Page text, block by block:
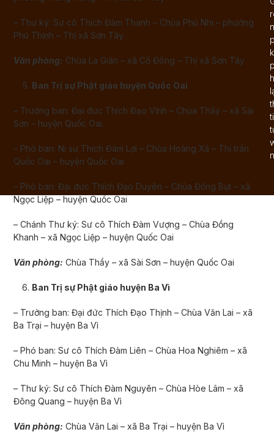
– Thư ký: Sư cô Thích Đàm Thanh – Chùa Phú Nhi – phường
Phú Thịnh – Thị xã Sơn Tây.
Văn phòng: Chùa La Gián – xã Cổ Đông – Thị xã Sơn Tây
Ban Trị sự Phật giáo huyện Quốc Oai
– Trưởng ban: Đại đức Thích Đạo Vĩnh – Chùa Thầy – xã Sài
Sơn – huyện Quốc Oai.
– Phó ban: Ni sư Thích Đàm Lợi – Chùa Hoàng Xá – Thị trấn
Quốc Oai – huyện Quốc Oai
– Phó ban: Đại đức Thích Đạo Duyên – Chùa Đồng Bụt – xã
Ngọc Liệp – huyện Quốc Oai
– Chánh Thư ký: Sư cô Thích Đàm Vượng – Chùa Đồng
Khanh – xã Ngọc Liệp – huyện Quốc Oai
Văn phòng: Chùa Thầy – xã Sài Sơn – huyện Quốc Oai
Ban Trị sự Phật giáo huyện Ba Vì
– Trưởng ban: Đại đức Thích Đạo Thịnh – Chùa Văn Lai – xã
Ba Trại – huyện Ba Vì
– Phó ban: Sư cô Thích Đàm Liên – Chùa Hoa Nghiêm – xã
Chu Minh – huyện Ba Vì
– Thư ký: Sư cô Thích Đàm Nguyên – Chùa Hòe Lâm – xã
Đông Quang – huyện Ba Vì
Văn phòng: Chùa Văn Lai – xã Ba Trại – huyện Ba Vì